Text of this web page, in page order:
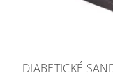
DIABETICKÉ